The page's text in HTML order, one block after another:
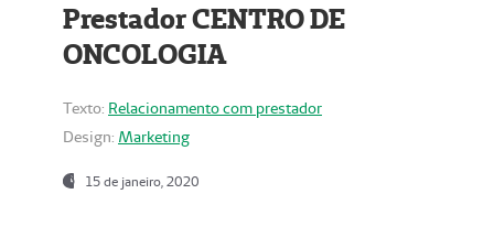
Prestador CENTRO DE
ONCOLOGIA
Texto: Relacionamento com prestador
Design: Marketing
15 de janeiro, 2020